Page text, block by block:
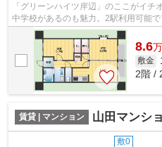
「グリーンハイツ岸辺」のここがイ
中学校があるのも魅力。2駅利用可能
の多い方に嬉しい駅から徒歩8分の物件
8.6万
敷金
2階 /
賃貸 | マンション 山田マンシ
敷0